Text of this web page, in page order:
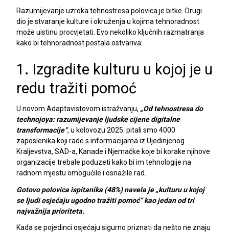
Razumijevanje uzroka tehnostresa polovica je bitke. Drugi
dio je stvaranje kulture i okruženja u kojima tehnoradnost
može uistinu procvjetati. Evo nekoliko ključnih razmatranja
kako bi tehnoradnost postala ostvariva:
1 . Izgradite kulturu u kojoj je u
redu tražiti pomoć
U novom Adaptavistovom istražvanju, „Od tehnostresa do
technojoya: razumijevanje ljudske cijene digitalne
transformacije“, u kolovozu 2025. pitali smo 4000
zaposlenika koji rade s informacijama iz Ujedinjenog
Kraljevstva, SAD-a, Kanade i Njemačke koje bi korake njihove
organizacije trebale poduzeti kako bi im tehnologije na
radnom mjestu omogućile i osnažile rad.
Gotovo polovica ispitanika (48%) navela je „kulturu u kojoj
se ljudi osjećaju ugodno tražiti pomoć“ kao jedan od tri
najvažnija prioriteta.
Kada se pojedinci osjećaju sigurno priznati da nešto ne znaju